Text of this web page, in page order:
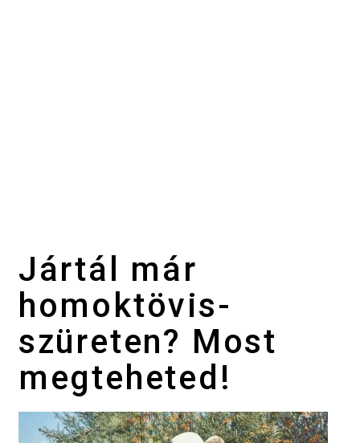
Jártál már
homoktövis-
szüreten? Most
megteheted!